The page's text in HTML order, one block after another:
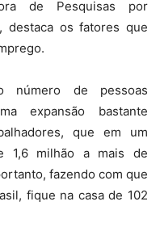
de Pesquisas por
destaca os fatores que
número de pessoas
expansão bastante
que em um
1,6 milhão a mais de
fazendo com que
fique na casa de 102